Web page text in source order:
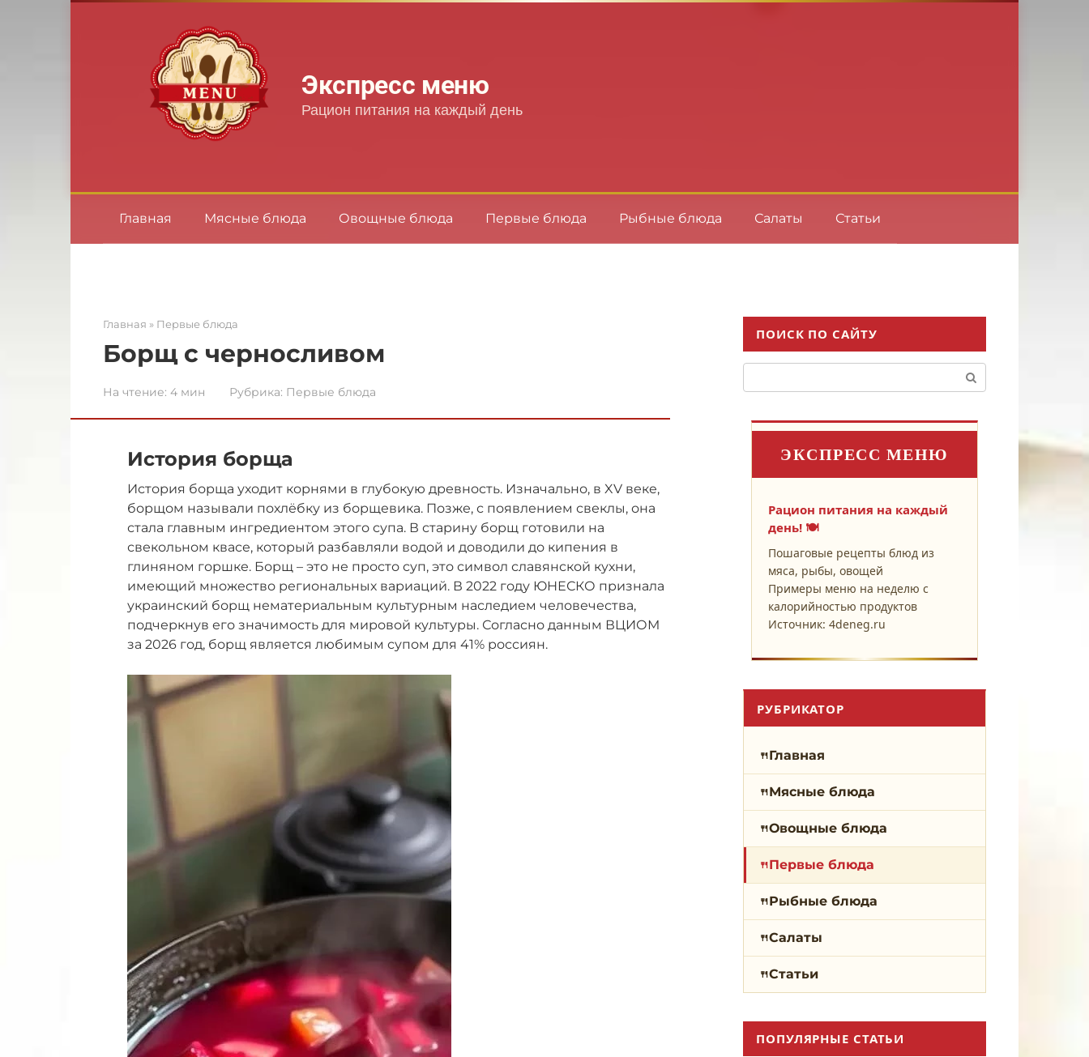
Экспресс меню
Рацион питания на каждый день
Главная Мясные блюда Овощные блюда Первые блюда Рыбные блюда Салаты Статьи
Главная » Первые блюда
Борщ с черносливом
На чтение: 4 мин Рубрика: Первые блюда
История борща
История борща уходит корнями в глубокую древность. Изначально, в XV веке,
борщом называли похлёбку из борщевика. Позже, с появлением свеклы, она
стала главным ингредиентом этого супа. В старину борщ готовили на
свекольном квасе, который разбавляли водой и доводили до кипения в
глиняном горшке. Борщ – это не просто суп, это символ славянской кухни,
имеющий множество региональных вариаций. В 2022 году ЮНЕСКО признала
украинский борщ нематериальным культурным наследием человечества,
подчеркнув его значимость для мировой культуры. Согласно данным ВЦИОМ
за 2026 год, борщ является любимым супом для 41% россиян.
ПОИСК ПО САЙТУ
ЭКСПРЕСС МЕНЮ
Рацион питания на каждый
день! 🍽️
Пошаговые рецепты блюд из
мяса, рыбы, овощей
Примеры меню на неделю с
калорийностью продуктов
Источник: 4deneg.ru
РУБРИКАТОР
Главная
Мясные блюда
Овощные блюда
Первые блюда
Рыбные блюда
Салаты
Статьи
ПОПУЛЯРНЫЕ СТАТЬИ